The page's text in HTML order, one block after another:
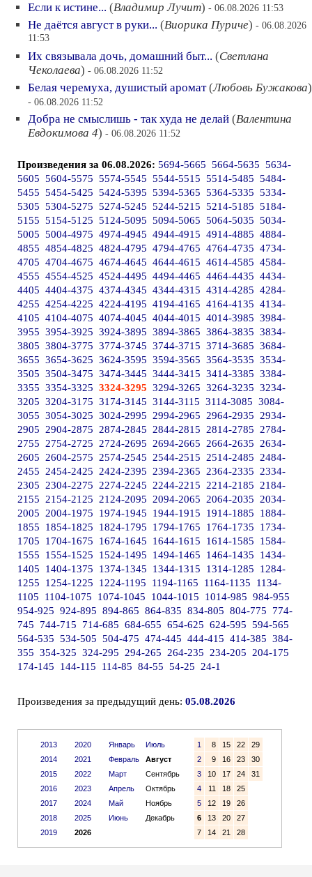
Если к истине... (Владимир Лучит) - 06.08.2026 11:53
Не даётся август в руки... (Виорика Пуриче) - 06.08.2026
11:53
Их связывала дочь, домашний быт... (Светлана
Чеколаева) - 06.08.2026 11:52
Белая черемуха, душистый аромат(Любовь Бужакова)
- 06.08.2026 11:52
Добра не смыслишь - так худа не делай (Валентина
Евдокимова 4) - 06.08.2026 11:52
Произведения за 06.08.2026: 5694-5665 5664-5635 5634-
5605 5604-5575 5574-5545 5544-5515 5514-5485 5484-
5455 5454-5425 5424-5395 5394-5365 5364-5335 5334-
5305 5304-5275 5274-5245 5244-5215 5214-5185 5184-
5155 5154-5125 5124-5095 5094-5065 5064-5035 5034-
5005 5004-4975 4974-4945 4944-4915 4914-4885 4884-
4855 4854-4825 4824-4795 4794-4765 4764-4735 4734-
4705 4704-4675 4674-4645 4644-4615 4614-4585 4584-
4555 4554-4525 4524-4495 4494-4465 4464-4435 4434-
4405 4404-4375 4374-4345 4344-4315 4314-4285 4284-
4255 4254-4225 4224-4195 4194-4165 4164-4135 4134-
4105 4104-4075 4074-4045 4044-4015 4014-3985 3984-
3955 3954-3925 3924-3895 3894-3865 3864-3835 3834-
3805 3804-3775 3774-3745 3744-3715 3714-3685 3684-
3655 3654-3625 3624-3595 3594-3565 3564-3535 3534-
3505 3504-3475 3474-3445 3444-3415 3414-3385 3384-
3355 3354-3325 3324-3295 3294-3265 3264-3235 3234-
3205 3204-3175 3174-3145 3144-3115 3114-3085 3084-
3055 3054-3025 3024-2995 2994-2965 2964-2935
2934-
2905
2904-2875 2874-2845 2844-2815 2814-2785
2784-
2755
2754-2725 2724-2695 2694-2665 2664-2635
2634-
2605
2604-2575 2574-2545 2544-2515 2514-2485
2484-
2455
2454-2425 2424-2395 2394-2365 2364-2335
2334-
2305
2304-2275 2274-2245 2244-2215 2214-2185
2184-
2155
2154-2125 2124-2095 2094-2065 2064-2035
2034-
2005
2004-1975 1974-1945 1944-1915 1914-1885
1884-
1855
1854-1825 1824-1795 1794-1765 1764-1735
1734-
1705
1704-1675 1674-1645 1644-1615 1614-1585
1584-
1555
1554-1525 1524-1495 1494-1465 1464-1435
1434-
1405
1404-1375 1374-1345 1344-1315 1314-1285
1284-
1255
1254-1225 1224-1195 1194-1165 1164-1135
1134-
1105
1104-1075 1074-1045 1044-1015 1014-985 984-955
954-925 924-895 894-865 864-835 834-805 804-775
774-
745
744-715 714-685 684-655 654-625 624-595 594-565
564-535 534-505 504-475 474-445 444-415 414-385 384-
355 354-325 324-295 294-265 264-235 234-205
204-175
174-145
144-115 114-85 84-55 54-25 24-1
Произведения за предыдущий день: 05.08.2026
2013
2014
2015
2016
2017
2018
2019
2020
2021
2022
2023
2024
2025
2026
Январь
Июль
Февраль
Август
Март
Сентябрь
Апрель
Октябрь
Май
Ноябрь
Июнь
Декабрь
1 8 15 22
29
2
9 16 23
30
3
10 17 24
31
4
11 18
25
5
12 19
26
6
13 20
27
7
14 21 28